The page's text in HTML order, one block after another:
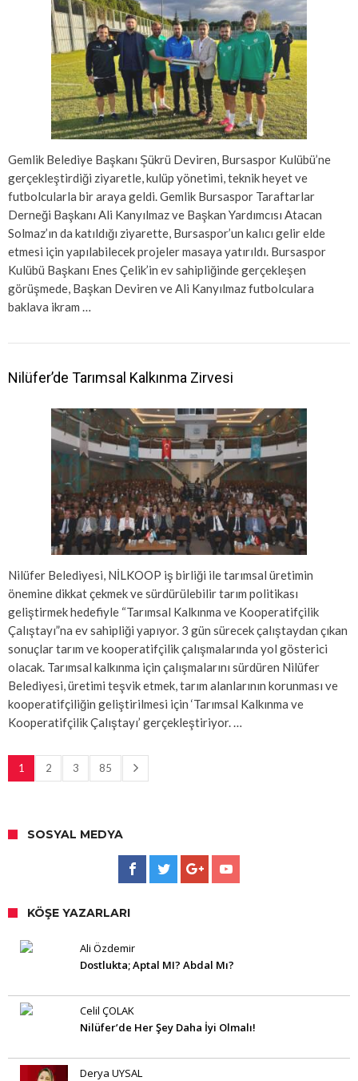
Gemlik Belediye Başkanı Şükrü Deviren, Bursaspor Kulübü’ne
gerçekleştirdiği ziyaretle, kulüp yönetimi, teknik heyet ve
futbolcularla bir araya geldi. Gemlik Bursaspor Taraftarlar
Derneği Başkanı Ali Kanyılmaz ve Başkan Yardımcısı Atacan
Solmaz’ın da katıldığı ziyarette, Bursaspor’un kalıcı gelir elde
etmesi için yapılabilecek projeler masaya yatırıldı. Bursaspor
Kulübü Başkanı Enes Çelik’in ev sahipliğinde gerçekleşen
görüşmede, Başkan Deviren ve Ali Kanyılmaz futbolculara
baklava ikram …
Nilüfer’de Tarımsal Kalkınma Zirvesi
Nilüfer Belediyesi, NİLKOOP iş birliği ile tarımsal üretimin
önemine dikkat çekmek ve sürdürülebilir tarım politikası
geliştirmek hedefiyle “Tarımsal Kalkınma ve Kooperatifçilik
Çalıştayı”na ev sahipliği yapıyor. 3 gün sürecek çalıştaydan çıkan
sonuçlar tarım ve kooperatifçilik çalışmalarında yol gösterici
olacak. Tarımsal kalkınma için çalışmalarını sürdüren Nilüfer
Belediyesi, üretimi teşvik etmek, tarım alanlarının korunması ve
kooperatifçiliğin geliştirilmesi için ‘Tarımsal Kalkınma ve
Kooperatifçilik Çalıştayı’ gerçekleştiriyor. …
1 2 3 85
SOSYAL MEDYA
KÖŞE YAZARLARI
Ali Özdemir
Dostlukta; Aptal MI? Abdal Mı?
Celil ÇOLAK
Nilüfer’de Her Şey Daha İyi Olmalı!
Derya UYSAL